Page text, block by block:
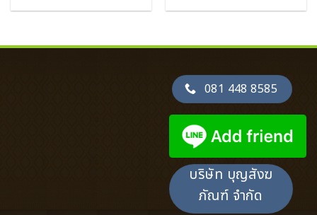
081 448 8585
บริษัท บุญสังฆ
ภัณฑ์ จำกัด